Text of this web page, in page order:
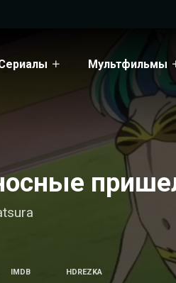
Мультфильмы
IMDB HDREZKA